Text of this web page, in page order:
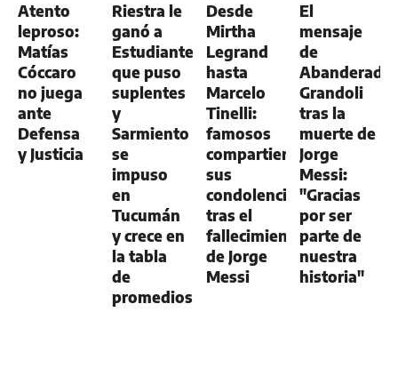
Atento
leproso:
Matías
Cóccaro
no juega
ante
Defensa
y Justicia
Riestra le
ganó a
Estudiantes,
que puso
suplentes
y
Sarmiento
se
impuso
en
Tucumán
y crece en
la tabla
de
promedios
Desde
Mirtha
Legrand
hasta
Marcelo
Tinelli:
famosos
compartieron
sus
condolencias
tras el
fallecimiento
de Jorge
Messi
El
mensaje
de
Abanderado
Grandoli
tras la
muerte de
Jorge
Messi:
"Gracias
por ser
parte de
nuestra
historia"